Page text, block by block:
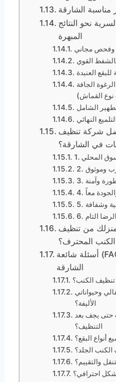
الشارقة
نحو النتائج
المبهرة
وفحص مجاني
بالشفط القوي
العنيدة
الجافة
القماش)
الشامل
النهائي
شركة تنظيف
في الشارقة؟
المحلي
وموثوق
وآمنة
معاً
وشفافة
التام
من تنظيف
الكنب المحترف؟
أسئلة شائعة (FAQ) حول خدمات تنظيف الكنب في
الشارقة
وحيواناتي
الأليفة؟
حتى يجف بعد
التنظيف؟